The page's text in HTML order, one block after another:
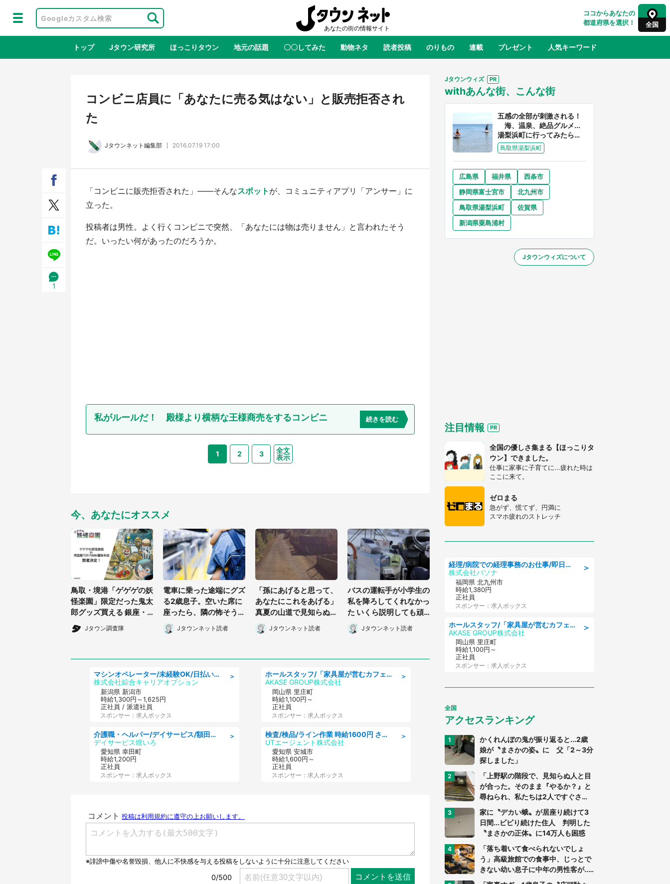
ココからあなたの
都道府県を選択！
全国
全国 全国
東北 青森 岩手 宮城 山形 福島
千葉 東京 神奈川
奈良 和歌山
中国 鳥取 島根 岡山 山口
九州 福岡 佐賀 長崎 大分 宮崎
トップ Jタウン研究所 ほっこりタウン 地元の話題 〇〇してみた 動物ネタ 読者投稿 のりもの 連載 プレゼント 人気キーワード
地域×二次元 絶景 あの時はありがとう 物語がはじまる町へ ふるさと納税
鳥取・境港「ゲゲゲの妖怪楽園」限定
だった鬼太郎グッズ買える 銀座・博
『薬屋のひとりごと』の〝舞〟の世界
／1～10／26】
日向翔陽＆影山飛雄が笹かまを食べ
る！ アニメ『ハイキュー！！』×老
舗「鐘崎」コラボで限定グッズも【8
／1～31】
コンビニ店員に「あなたに売る気はない」と販売拒否され
た
Jタウンネット編集部 2016.07.19 17:00
1
「コンビニに販売拒否された」――そんなスポット が、コミュニティアプリ「アンサー」に
立った。
投稿者は男性。よく行くコンビニで突然、「あなたには物は売りません」と言われたそう
だ。いったい何があったのだろうか。
私がルールだ！ 殿様より横柄な王様商売をするコンビニ 続きを読む
1 2 3
全文
表示
今、あなたにオススメ
鳥取・境港「ゲゲゲの妖
怪楽園」限定だった鬼太
郎グッズ買える 銀座・
博品館TOY PARKへ急げ
【8/8~31】
Jタウン調査隊
電車に乗った途端にグズ
る2歳息子。空いた席に
座ったら、隣の怖そうな
男性客が息子の帽子に手
を伸ばし(千葉県・40代
Jタウンネット読者
「孫にあげると思って、
あなたにこれをあげる」
真夏の山道で見知らぬお
婆さんに握らされたもの
(山口県・30代女性)
Jタウンネット読者
バスの運転手が小学生の
私を降ろしてくれなかっ
た いくら説明しても頑
なな態度で止められ(北
海道・50代女性)
Jタウンネット読者
＞
マシンオペレーター/未経験OK/日払いOK/寮完備/交替制/20・30・40代活躍中
株式会社綜合キャリアオプション
新潟県 新潟市
時給1,300円～1,625円
正社員 / 派遣社員
スポンサー：求人ボックス
＞
介護職・ヘルパー/デイサービス/額田郡幸田町/JR東海道本線 幸田/愛知県
デイサービス燈いろ
愛知県 幸田町
時給1,200円
正社員
スポンサー：求人ボックス
＞
ホールスタッフ/「家具屋が営むカフェスタッフ!」週2日～OK!嬉しいまかない付き/岡山県/浅口郡里庄町
AKASE GROUP株式会社
岡山県 里庄町
時給1,100円～
正社員
スポンサー：求人ボックス
＞
検査/検品/ライン作業 時給1600円 さら半年ごとに時給50円UP 検品·検査
UTエージェント株式会社
愛知県 安城市
時給1,600円～
正社員
スポンサー：求人ボックス
Jタウンウィズ
withあんな街、こんな街
五感の全部が刺激される！
海、温泉、絶品グルメ...
湯梨浜町に行ってみたら、
魅力に溢れすぎてた件
鳥取県湯梨浜町
広島県 福井県
西条市
静岡県富士宮市
北九州市
鳥取県湯梨浜町
佐賀県
新潟県粟島浦村
Jタウンウィズについて
注目情報
全国の優しさ集まる【ほっこりタ
ウン】できました。
仕事に家事に子育てに...疲れた時は
ここに来て。
ゼロまる
急がず、慌てず、円満に
スマホ疲れのストレッチ
＞
経理/病院での経理事務のお仕事/即日勤務可/車通勤可/経理/一般事務
株式会社パソナ
福岡県 北九州市
時給1,380円
正社員
スポンサー：求人ボックス
＞
ホールスタッフ/「家具屋が営むカフェスタッフ!」週2日～OK!嬉しいまかない付き/岡山県/浅口郡里庄町
AKASE GROUP株式会社
岡山県 里庄町
時給1,100円～
正社員
スポンサー：求人ボックス
全国
アクセスランキング
かくれんぼの鬼が振り返ると...2歳
娘が〝まさかの姿〟に 父「2～3分
探しました」
「上野駅の階段で、見知らぬ人と目
が合った。そのまま『やるか？』と
尋ねられ、私たちは2人ですぐさ
ま...」（茨城県・70代男性）
家に〝デカい蛾〟が居座り続けて3
日間...ビビり続けた住人 判明した
〝まさかの正体〟に14万人も困惑
「落ち着いて食べられないでしょ
う」高級旅館での食事中、じっとで
きない幼い息子に中年の男性客が...
（東京都・40代男性）